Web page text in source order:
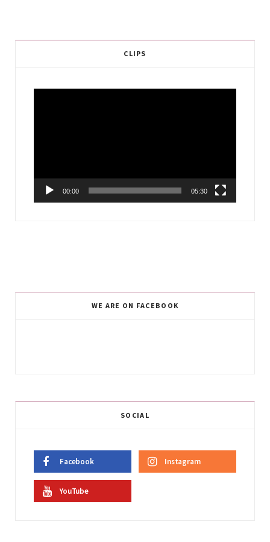
CLIPS
00:00 05:30
WE ARE ON FACEBOOK
SOCIAL
Facebook Instagram
YouTube